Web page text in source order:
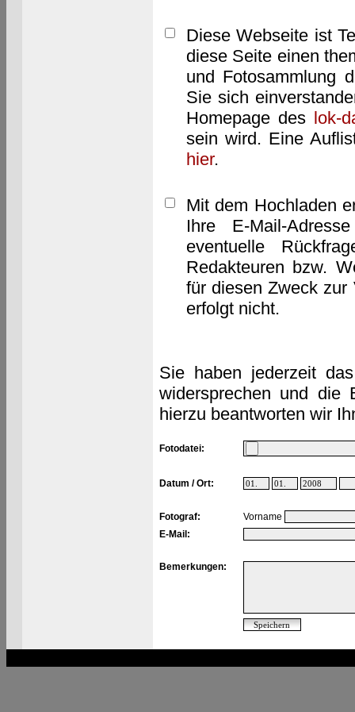
Diese Webseite ist
diese Seite einen
und Fotosammlung
Sie sich
Homepage des lok-
sein wird. Eine
hier.
Mit dem Hochladen
Ihre E-Mail-
eventuelle
Redakteuren bzw.
für diesen Zweck zur
erfolgt nicht.
Sie haben jederzeit
widersprechen und die
hierzu beantworten wir
Fotodatei:
Datum / Ort:
Fotograf:
Vorname
E-Mail:
Bemerkungen: